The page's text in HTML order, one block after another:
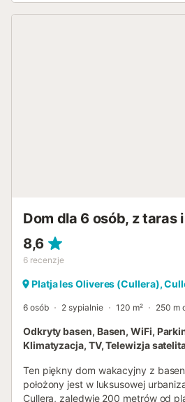
poważnie podchodzimy do higieny
Dom dla 6 osób, z taras
8,6
6 recenzje
Platja les Oliveres (Cullera),
6 osób 2 sypialnie 120 m² 250 m
Odkryty basen, Basen, WiFi,
Klimatyzacja, TV, Telewizja
Ten piękny dom wakacyjny z
położony jest w luksusowej
Cullera, zaledwie 200 metrów od